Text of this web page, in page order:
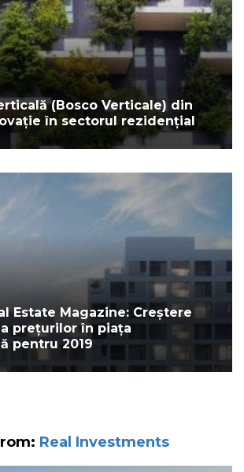
(Bosco Verticale) din
în sectorul rezidențial
Estate Magazine: Creștere
prețurilor în piața
pentru 2019
Real Investments